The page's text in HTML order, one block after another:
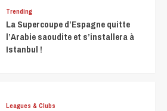
Trending
La Supercoupe d’Espagne quitte
l’Arabie saoudite et s’installera à
Istanbul !
Leagues & Clubs